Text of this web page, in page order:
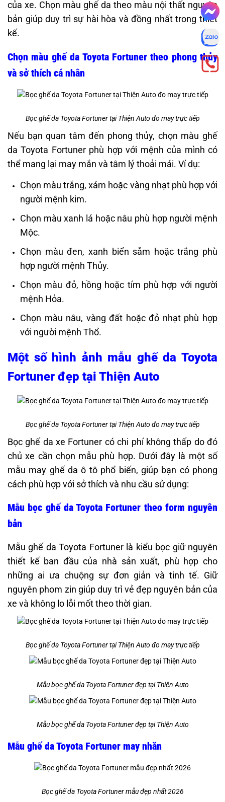
của xe. Chọn màu ghế da theo màu nội thất nguyên
bản giúp duy trì sự hài hòa và đồng nhất trong thiết
kế.​
Chọn màu ghế da Toyota Fortuner theo phong thủy
và sở thích cá nhân
Bọc ghế da Toyota Fortuner tại Thiện Auto đo may trực tiếp
Nếu bạn quan tâm đến phong thủy, chọn màu ghế
da Toyota Fortuner phù hợp với mệnh của mình có
thể mang lại may mắn và tâm lý thoải mái. Ví dụ:
Chọn màu trắng, xám hoặc vàng nhạt phù hợp với
người mệnh kim.
Chọn màu xanh lá hoặc nâu phù hợp người mệnh
Mộc.
Chọn màu đen, xanh biển sẫm hoặc trắng phù
hợp người mệnh Thủy.
Chọn màu đỏ, hồng hoặc tím phù hợp với người
mệnh Hỏa.
Chọn màu nâu, vàng đất hoặc đỏ nhạt phù hợp
với người mệnh Thổ​.
Một số hình ảnh mẫu ghế da Toyota
Fortuner đẹp tại Thiện Auto
Bọc ghế da Toyota Fortuner tại Thiện Auto đo may trực tiếp
Bọc ghế da xe Fortuner có chi phí không thấp do đó
chủ xe cần chọn mẫu phù hợp. Dưới đây là một số
mẫu may ghế da ô tô phổ biến, giúp bạn có phong
cách phù hợp với sở thích và nhu cầu sử dụng:​
Mẫu bọc ghế da Toyota Fortuner theo form nguyên
bản
Mẫu ghế da Toyota Fortuner là kiểu bọc giữ nguyên
thiết kế ban đầu của nhà sản xuất, phù hợp cho
những ai ưa chuộng sự đơn giản và tinh tế. Giữ
nguyên phom zin giúp duy trì vẻ đẹp nguyên bản của
xe và không lo lỗi mốt theo thời gian.
Bọc ghế da Toyota Fortuner tại Thiện Auto đo may trực tiếp
Mẫu bọc ghế da Toyota Fortuner đẹp tại Thiện Auto
Mẫu bọc ghế da Toyota Fortuner đẹp tại Thiện Auto
Mẫu ghế da Toyota Fortuner may nhăn
Bọc ghế da Toyota Fortuner mẫu đẹp nhất 2026